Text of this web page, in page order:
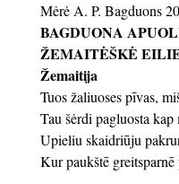
Mėrė A. P. Bagduons
BAGDUONA
ŽEMAITĖŠKĖ
Žemaitija
Tuos žaliuoses pīvas,
Tau šėrdi pagluosta kap
Upieliu skaidriūju
Kur paukštē greitsparnē